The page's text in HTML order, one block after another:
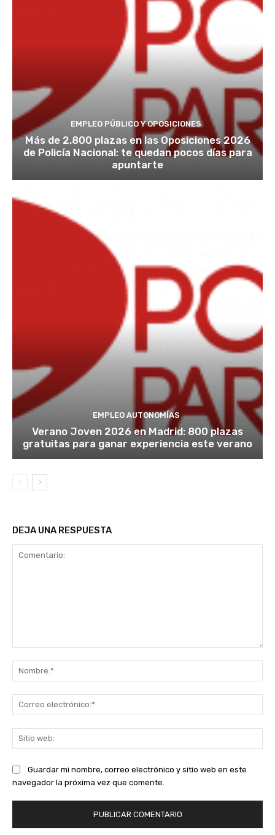
EMPLEO PÚBLICO Y OPOSICIONES
Más de 2.800 plazas en las Oposiciones 2026
de Policía Nacional: te quedan pocos días para
apuntarte
EMPLEO AUTONOMÍAS
Verano Joven 2026 en Madrid: 800 plazas
gratuitas para ganar experiencia este verano
DEJA UNA RESPUESTA
Guardar mi nombre, correo electrónico y sitio web en este
navegador la próxima vez que comente.